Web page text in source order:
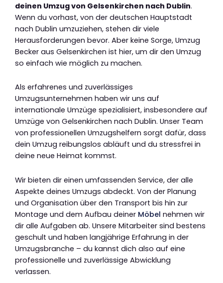
deinen Umzug von Gelsenkirchen nach Dublin.
Wenn du vorhast, von der deutschen Hauptstadt
nach Dublin umzuziehen, stehen dir viele
Herausforderungen bevor. Aber keine Sorge, Umzug
Becker aus Gelsenkirchen ist hier, um dir den Umzug
so einfach wie möglich zu machen.
Als erfahrenes und zuverlässiges
Umzugsunternehmen haben wir uns auf
internationale Umzüge spezialisiert, insbesondere auf
Umzüge von Gelsenkirchen nach Dublin. Unser Team
von professionellen Umzugshelfern sorgt dafür, dass
dein Umzug reibungslos abläuft und du stressfrei in
deine neue Heimat kommst.
Wir bieten dir einen umfassenden Service, der alle
Aspekte deines Umzugs abdeckt. Von der Planung
und Organisation über den Transport bis hin zur
Montage und dem Aufbau deiner Möbel nehmen wir
dir alle Aufgaben ab. Unsere Mitarbeiter sind bestens
geschult und haben langjährige Erfahrung in der
Umzugsbranche – du kannst dich also auf eine
professionelle und zuverlässige Abwicklung
verlassen.